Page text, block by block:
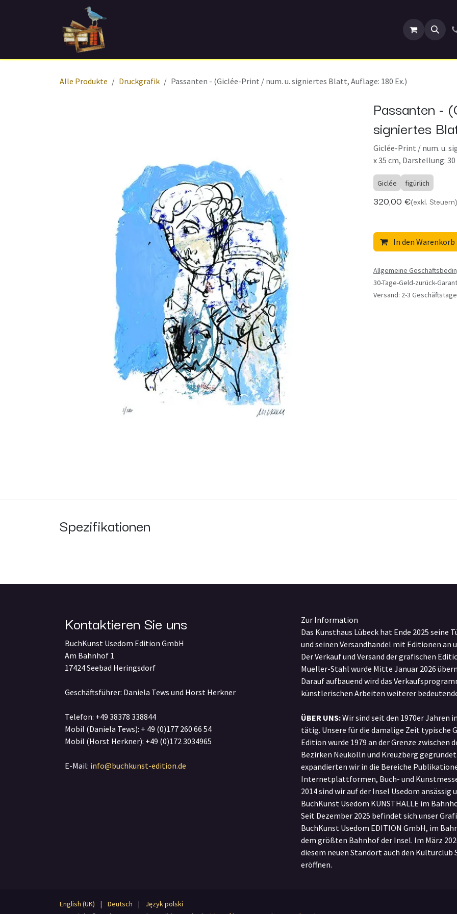
Alle Produkte Druckgrafik Passanten - (Giclée-Print / num. u. signiertes Blatt, Auflage: 180 Ex.)
Passanten -
signiertes
Giclée-Print / num. u.
x 35 cm, Darstellung: 30
Giclée figürlich
320,00 €(exkl. Steuern)
In den Warenkorb
Allgemeine
30-Tage-Geld-zurück-
Versand: 2-3 Geschäftstage
Spezifikationen
Kontaktieren Sie uns
BuchKunst Usedom Edition GmbH
Am Bahnhof 1
17424 Seebad Heringsdorf
Geschäftsführer: Daniela Tews und Horst Herkner
Telefon: +49 38378 338844
Mobil (Daniela Tews): + 49 (0)177 260 66 54
Mobil (Horst Herkner): +49 (0)172 3034965
E-Mail: info@buchkunst-edition.de
Zur Information
Das Kunsthaus Lübeck hat Ende 2025 seine
und seinen Versandhandel mit Editionen an
Der Verkauf und Versand der grafischen
Mueller-Stahl wurde Mitte Januar 2026
Darauf aufbauend wird das
künstlerischen Arbeiten weiterer
ÜBER UNS:Wir sind seit den 1970er Jahren
tätig. Unsere für die damalige Zeit typische
Edition wurde 1979 an der Grenze zwischen
Bezirken Neukölln und Kreuzberg
expandierten wir in die Bereiche
Internetplattformen, Buch- und
2014 sind wir auf der Insel Usedom ansässig
BuchKunst Usedom KUNSTHALLE im
Seit Dezember 2025 befindet sich unser
BuchKunst Usedom EDITION GmbH, im
dem größten Bahnhof der Insel. Im März
diesem neuen Standort auch den Kulturclub
eröffnen.
English (UK) | Deutsch | Język polski